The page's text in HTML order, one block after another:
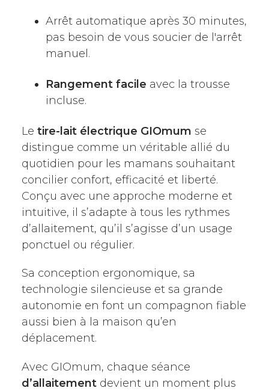
Arrêt automatique après 30 minutes,
pas besoin de vous soucier de l'arrêt
manuel.
Rangement facile avec la trousse
incluse.
Le tire-lait électrique GIOmum se
distingue comme un véritable allié du
quotidien pour les mamans souhaitant
concilier confort, efficacité et liberté.
Conçu avec une approche moderne et
intuitive, il s’adapte à tous les rythmes
d’allaitement, qu’il s’agisse d’un usage
ponctuel ou régulier.
Sa conception ergonomique, sa
technologie silencieuse et sa grande
autonomie en font un compagnon fiable
aussi bien à la maison qu’en
déplacement.
Avec GIOmum, chaque séance
d’allaitement devient un moment plus